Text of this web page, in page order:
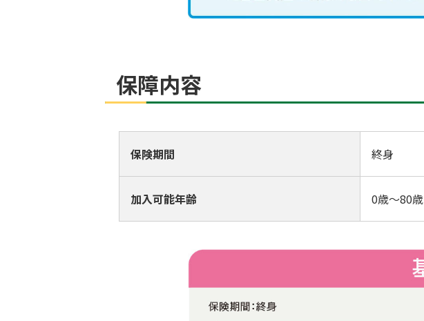
保障内容
保険期間 終身
加入可能年齢 0歳～80歳